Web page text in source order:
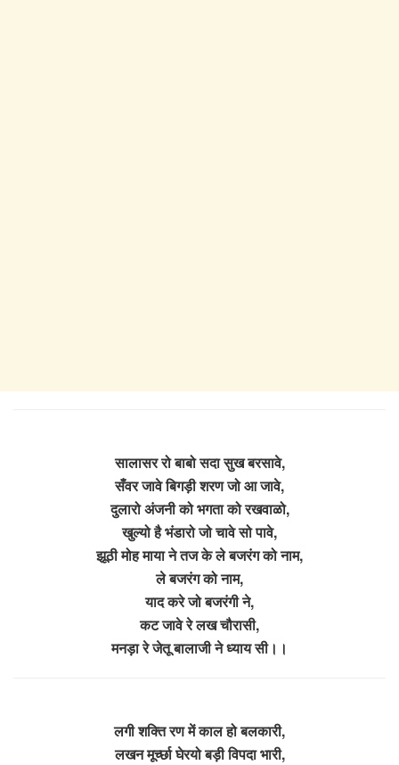
सालासर रो बाबो सदा सुख बरसावे,
सँवर जावे बिगड़ी शरण जो आ जावे,
दुलारो अंजनी को भगता को रखवाळो,
खुल्यो है भंडारो जो चावे सो पावे,
झूठी मोह माया ने तज के ले बजरंग को नाम,
ले बजरंग को नाम,
याद करे जो बजरंगी ने,
कट जावे रे लख चौरासी,
मनड़ा रे जेतू बालाजी ने ध्याय सी।।
लगी शक्ति रण में काल हो बलकारी,
लखन मूर्च्छा घेरयो बड़ी विपदा भारी,